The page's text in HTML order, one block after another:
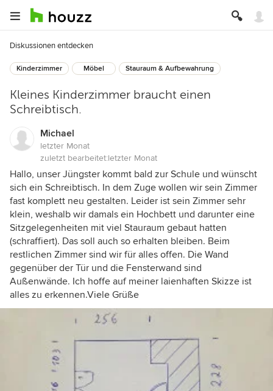
Diskussionen entdecken
Kinderzimmer Möbel Stauraum & Aufbewahrung
Kleines Kinderzimmer braucht einen
Schreibtisch.
Michael
letzter Monat
zuletzt bearbeitet:letzter Monat
Hallo, unser Jüngster kommt bald zur Schule und wünscht
sich ein Schreibtisch. In dem Zuge wollen wir sein Zimmer
fast komplett neu gestalten. Leider ist sein Zimmer sehr
klein, weshalb wir damals ein Hochbett und darunter eine
Sitzgelegenheiten mit viel Stauraum gebaut hatten
(schraffiert). Das soll auch so erhalten bleiben. Beim
restlichen Zimmer sind wir für alles offen. Die Wand
gegenüber der Tür und die Fensterwand sind
Außenwände. Ich hoffe auf meiner laienhaften Skizze ist
alles zu erkennen.Viele Grüße